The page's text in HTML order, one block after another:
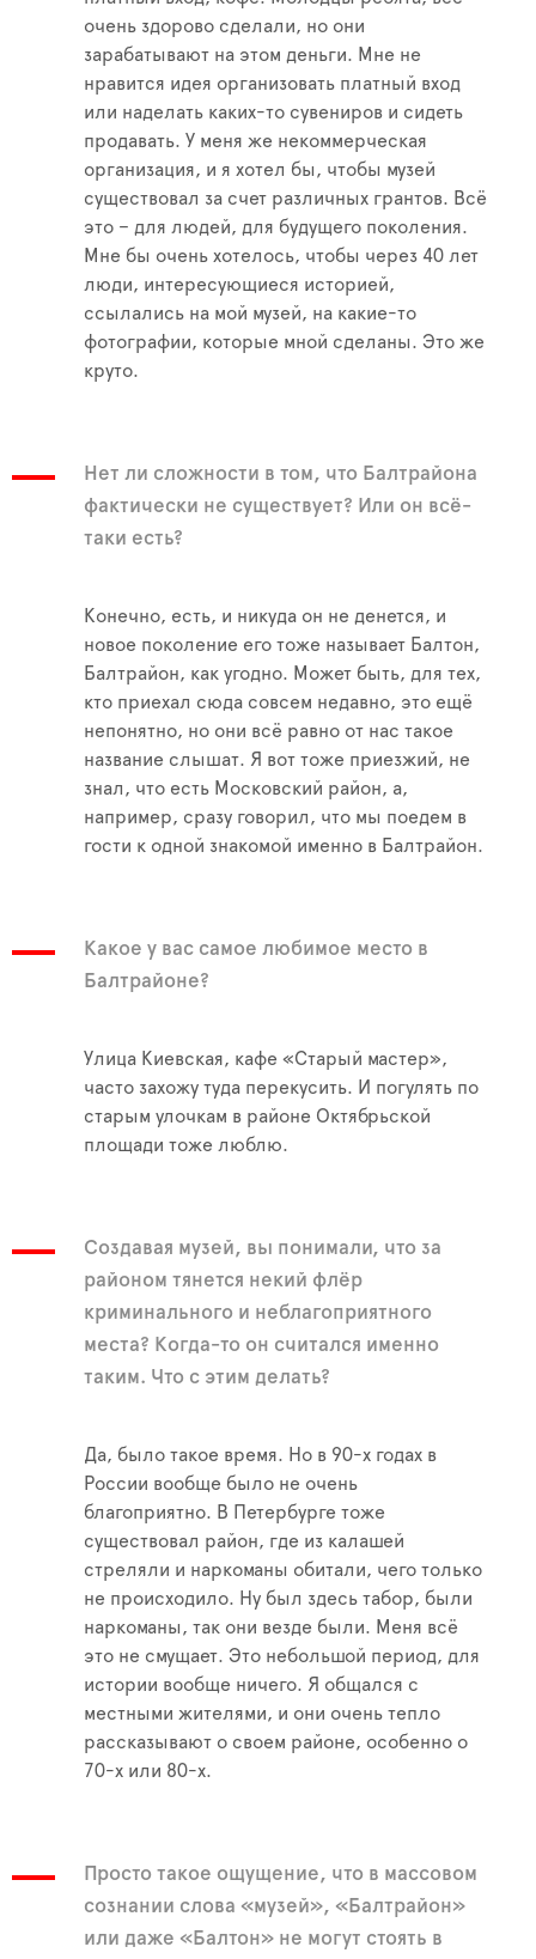
очень здорово сделали, но они
зарабатывают на этом деньги. Мне не
нравится идея организовать платный вход
или наделать каких-то сувениров и сидеть
продавать. У меня же некоммерческая
организация, и я хотел бы, чтобы музей
существовал за счет различных грантов. Всё
это – для людей, для будущего поколения.
Мне бы очень хотелось, чтобы через 40 лет
люди, интересующиеся историей,
ссылались на мой музей, на какие-то
фотографии, которые мной сделаны. Это же
круто.
Нет ли сложности в том, что Балтрайона
фактически не существует? Или он всё-
таки есть?
Конечно, есть, и никуда он не денется, и
новое поколение его тоже называет Балтон,
Балтрайон, как угодно. Может быть, для тех,
кто приехал сюда совсем недавно, это ещё
непонятно, но они всё равно от нас такое
название слышат. Я вот тоже приезжий, не
знал, что есть Московский район, а,
например, сразу говорил, что мы поедем в
гости к одной знакомой именно в Балтрайон.
Какое у вас самое любимое место в
Балтрайоне?
Улица Киевская, кафе «Старый мастер»,
часто захожу туда перекусить. И погулять по
старым улочкам в районе Октябрьской
площади тоже люблю.
Создавая музей, вы понимали, что за
районом тянется некий флёр
криминального и неблагоприятного
места? Когда-то он считался именно
таким. Что с этим делать?
Да, было такое время. Но в 90-х годах в
России вообще было не очень
благоприятно. В Петербурге тоже
существовал район, где из калашей
стреляли и наркоманы обитали, чего только
не происходило. Ну был здесь табор, были
наркоманы, так они везде были. Меня всё
это не смущает. Это небольшой период, для
истории вообще ничего. Я общался с
местными жителями, и они очень тепло
рассказывают о своем районе, особенно о
70-х или 80-х.
Просто такое ощущение, что в массовом
сознании слова «музей», «Балтрайон»
или даже «Балтон» не могут стоять в